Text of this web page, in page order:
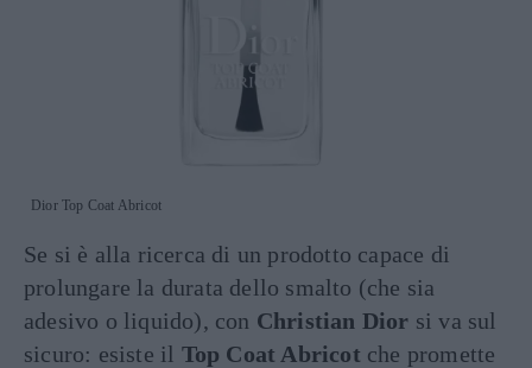
Dior Top Coat Abricot
Se si è alla ricerca di un prodotto capace di
prolungare la durata dello smalto (che sia
adesivo o liquido), con Christian Dior si va sul
sicuro: esiste il Top Coat Abricot che promette